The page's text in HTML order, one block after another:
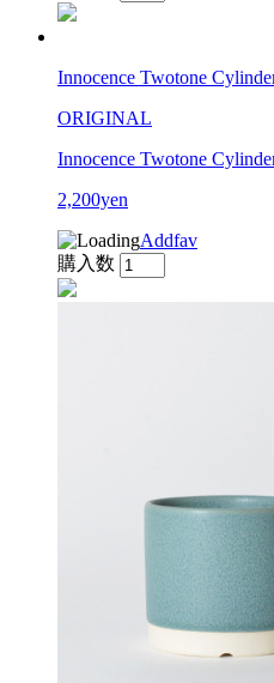
Innocence Twotone
ORIGINAL
Innocence Twotone
2,200yen
Addfav
購入数